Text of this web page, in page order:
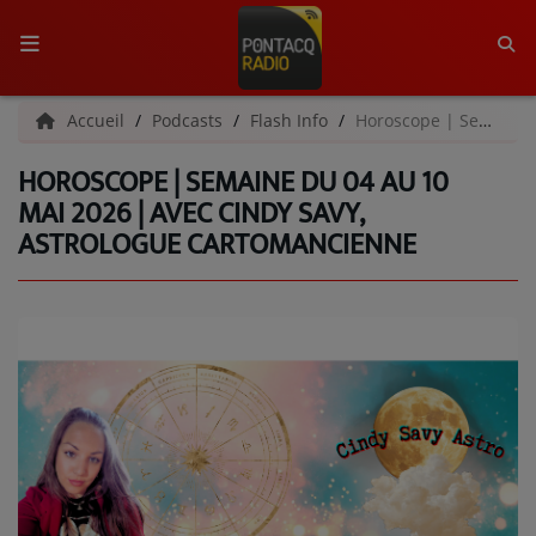
ACCUEIL
RADIO
QUI SOMMES-NOUS ?
L'ÉQUIPE
C'ÉTAIT QUOI CE TITRE ?
MÉDIAS
PODCASTS - SAISON 2026/2027
Accueil Podcasts Flash Info Horoscope | Semaine du 04 au 10 mai 2026 | Avec Cindy Savy, astrologue cartomancienne
HOROSCOPE | SEMAINE DU 04 AU 10
MAI 2026 | AVEC CINDY SAVY,
ASTROLOGUE CARTOMANCIENNE